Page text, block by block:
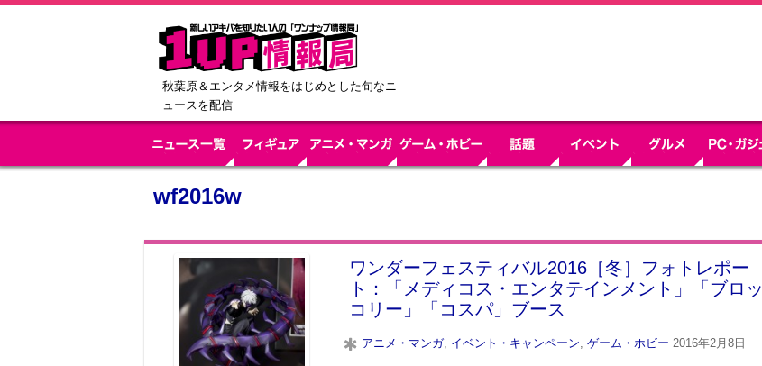
秋葉原＆エンタメ情報をはじめとした旬なニ
ュースを配信
wf2016w
ワンダーフェスティバル2016［冬］フォトレポー
ト：「メディコス・エンタテインメント」「ブロッ
コリー」「コスパ」ブース
アニメ・マンガ, イベント・キャンペーン ゲーム・ホビー 2016年2月8日